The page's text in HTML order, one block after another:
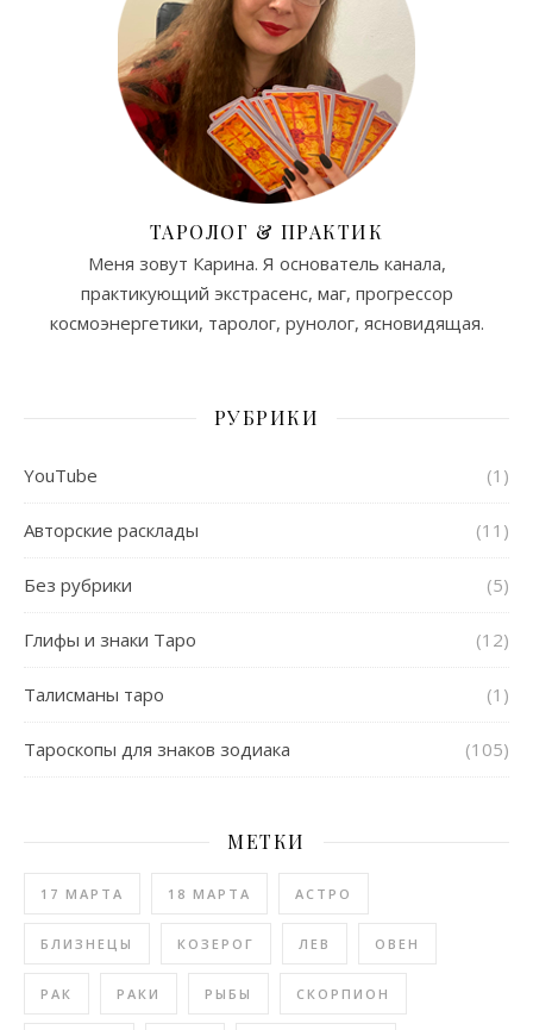
ТАРОЛОГ & ПРАКТИК
Меня зовут Карина. Я основатель канала,
практикующий экстрасенс, маг, прогрессор
космоэнергетики, таролог, рунолог, ясновидящая.
РУБРИКИ
YouTube (1)
Авторские расклады (11)
Без рубрики (5)
Глифы и знаки Таро (12)
Талисманы таро (1)
Тароскопы для знаков зодиака (105)
МЕТКИ
17 МАРТА 18 МАРТА АСТРО
БЛИЗНЕЦЫ КОЗЕРОГ ЛЕВ ОВЕН
РАК РАКИ РЫБЫ СКОРПИОН